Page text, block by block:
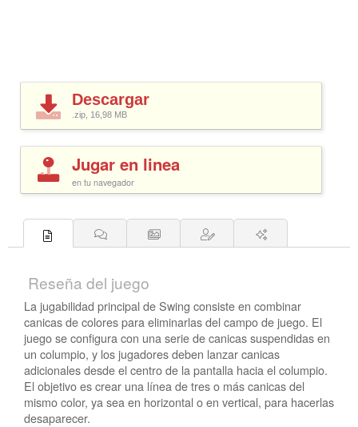
Descargar
.zip, 16,98 MB
Jugar en linea
en tu navegador
Reseña del juego
La jugabilidad principal de Swing consiste en combinar
canicas de colores para eliminarlas del campo de juego. El
juego se configura con una serie de canicas suspendidas en
un columpio, y los jugadores deben lanzar canicas
adicionales desde el centro de la pantalla hacia el columpio.
El objetivo es crear una línea de tres o más canicas del
mismo color, ya sea en horizontal o en vertical, para hacerlas
desaparecer.